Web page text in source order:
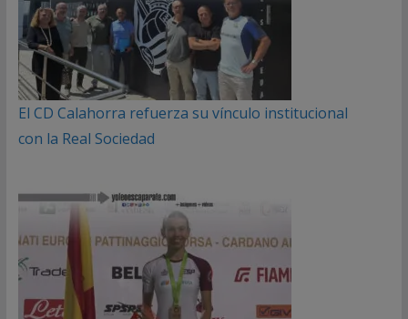
El CD Calahorra refuerza su vínculo institucional
con la Real Sociedad